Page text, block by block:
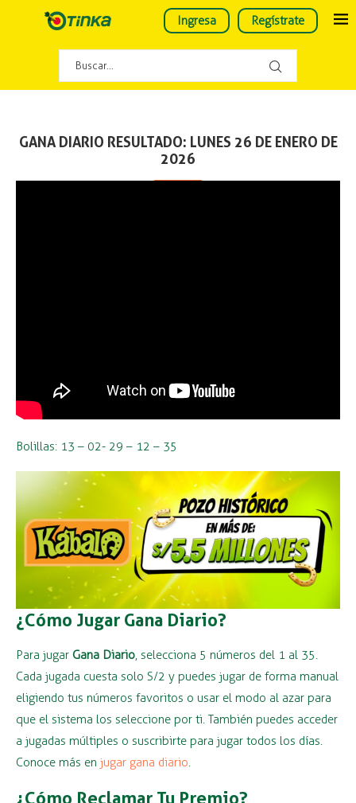
Ingresa Regístrate
GANA DIARIO RESULTADO: LUNES 26 DE ENERO DE
2026
Bolillas: 13 – 02- 29 – 12 – 35
¿Cómo Jugar Gana Diario?
Para jugar Gana Diario, selecciona 5 números del 1 al 35.
Cada jugada cuesta solo S/2 y puedes jugar de forma manual
eligiendo tus números favoritos o usar el modo al azar para
que el sistema los seleccione por ti. También puedes acceder
a jugadas múltiples o suscribirte para jugar todos los días.
Conoce más en jugar gana diario.
¿Cómo Reclamar Tu Premio?